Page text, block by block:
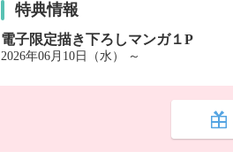
特典情報
電子限定描き下ろしマンガ１P
2026年06月10日（水） ～